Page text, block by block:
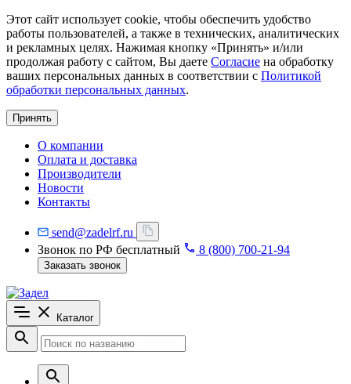
Этот сайт использует cookie, чтобы обеспечить удобство
работы пользователей, а также в технических, аналитических
и рекламных целях. Нажимая кнопку «Принять» и/или
продолжая работу с сайтом, Вы даете Согласие на обработку
ваших персональных данных в соответствии с Политикой
обработки персональных данных.
Принять
О компании
Оплата и доставка
Производители
Новости
Контакты
send@zadelrf.ru
Звонок по РФ бесплатный
8 (800) 700-21-94
Заказать звонок
Каталог